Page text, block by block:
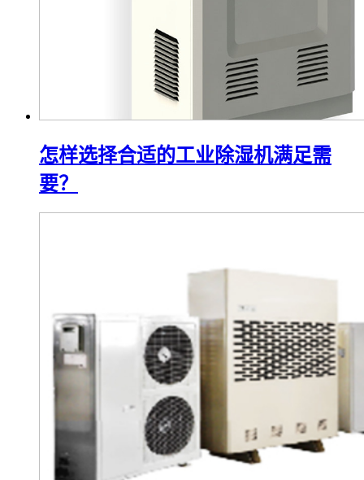
怎样选择合适的工业除湿机满足需
要？